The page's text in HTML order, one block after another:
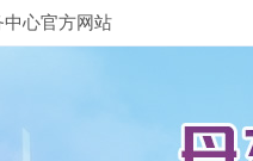
心官方网站